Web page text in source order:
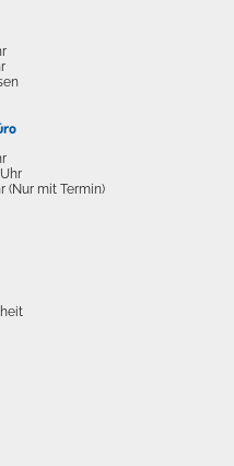
(Nur mit Termin)